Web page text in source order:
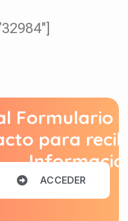
Formulario
para
ACCEDER